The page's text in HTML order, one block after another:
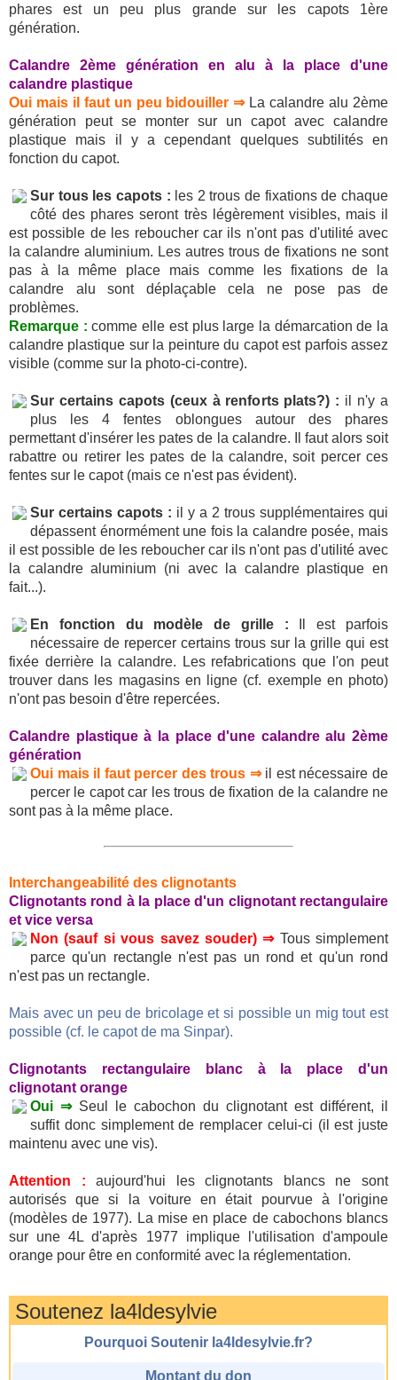
phares est un peu plus grande sur les capots 1ère
génération.
Calandre 2ème génération en alu à la place d'une
calandre plastique
Oui mais il faut un peu bidouiller ⇒La calandre alu 2ème
génération peut se monter sur un capot avec calandre
plastique mais il y a cependant quelques subtilités en
fonction du capot.
Sur tous les capots : les 2 trous de fixations de chaque
côté des phares seront très légèrement visibles, mais il
est possible de les reboucher car ils n'ont pas d'utilité avec
la calandre aluminium. Les autres trous de fixations ne sont
pas à la même place mais comme les fixations de la
calandre alu sont déplaçable cela ne pose pas de
problèmes.
Remarque : comme elle est plus large la démarcation de la
calandre plastique sur la peinture du capot est parfois assez
visible (comme sur la photo-ci-contre).
Sur certains capots (ceux à renforts plats?) : il n'y a
plus les 4 fentes oblongues autour des phares
permettant d'insérer les pates de la calandre. Il faut alors soit
rabattre ou retirer les pates de la calandre, soit percer ces
fentes sur le capot (mais ce n'est pas évident).
Sur certains capots : il y a 2 trous supplémentaires qui
dépassent énormément une fois la calandre posée, mais
il est possible de les reboucher car ils n'ont pas d'utilité avec
la calandre aluminium (ni avec la calandre plastique en
fait...).
En fonction du modèle de grille : Il est parfois
nécessaire de repercer certains trous sur la grille qui est
fixée derrière la calandre. Les refabrications que l'on peut
trouver dans les magasins en ligne (cf. exemple en photo)
n'ont pas besoin d'être repercées.
Calandre plastique à la place d'une calandre alu 2ème
génération
Oui mais il faut percer des trous ⇒il est nécessaire de
percer le capot car les trous de fixation de la calandre ne
sont pas à la même place.
Interchangeabilité des clignotants
Clignotants rond à la place d'un clignotant rectangulaire
et vice versa
Non (sauf si vous savez souder) ⇒ Tous simplement
parce qu'un rectangle n'est pas un rond et qu'un rond
n'est pas un rectangle.
Mais avec un peu de bricolage et si possible un mig tout est
possible (cf. le capot de ma Sinpar).
Clignotants rectangulaire blanc à la place d'un
clignotant orange
Oui ⇒ Seul le cabochon du clignotant est différent, il
suffit donc simplement de remplacer celui-ci (il est juste
maintenu avec une vis).
Attention : aujourd'hui les clignotants blancs ne sont
autorisés que si la voiture en était pourvue à l'origine
(modèles de 1977). La mise en place de cabochons blancs
sur une 4L d'après 1977 implique l'utilisation d'ampoule
orange pour être en conformité avec la réglementation.
Soutenez la4ldesylvie
Pourquoi Soutenir la4ldesylvie.fr?
Montant du don